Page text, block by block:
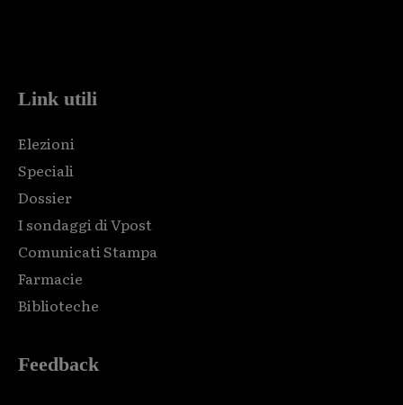
Link utili
Elezioni
Speciali
Dossier
I sondaggi di Vpost
Comunicati Stampa
Farmacie
Biblioteche
Feedback